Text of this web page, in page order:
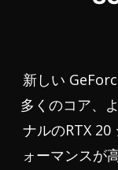
新しい
多くのコア、
ナルのRTX 20
ォーマンスが